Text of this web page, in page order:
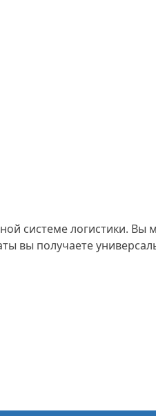
системе логистики. Вы
вы получаете